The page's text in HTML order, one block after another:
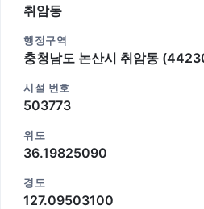
취암동
행정구역
충청남도 논산시 취암동
시설 번호
503773
위도
36.19825090
경도
127.09503100